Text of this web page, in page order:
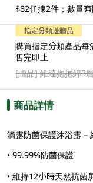
$82任揀2件；數量
指定分類送贈品
購買指定分類產品每
售完即止
[贈品]維達抱抱綿3
商品詳情
滴露防菌保護沐浴露 –
• 99.99%防菌保護`
• 維持12小時天然抗菌